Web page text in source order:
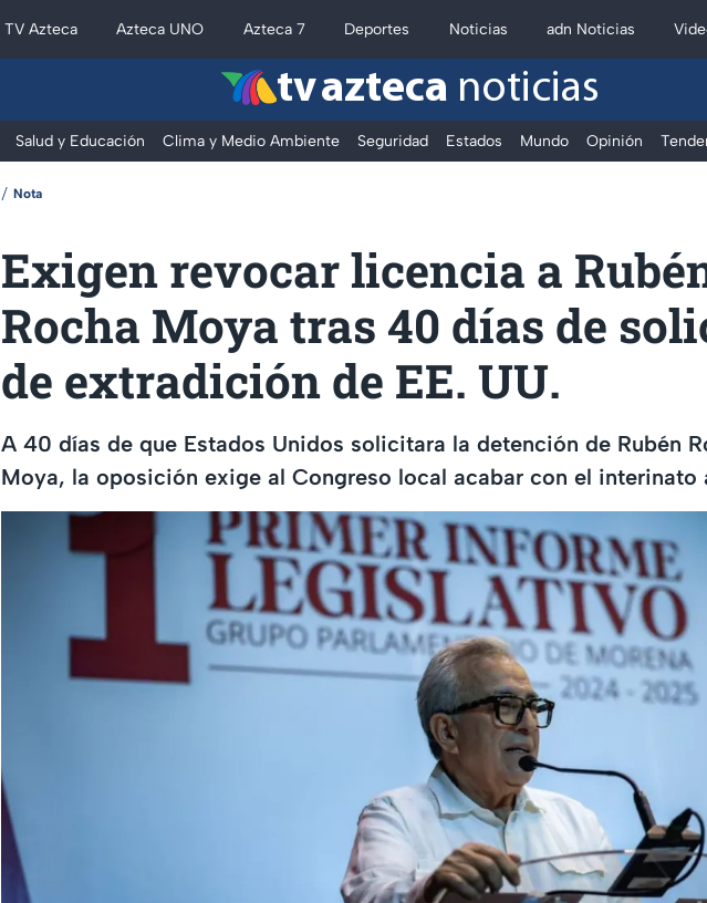
TV Azteca Azteca UNO Azteca 7 Deportes Noticias adn Noticias
tv azteca noticias
Salud y Educación Clima y Medio Ambiente Seguridad Estados Mundo Opinión
Nota
Exigen revocar licencia a
Rocha Moya tras 40 días de
de extradición de EE. UU.
A 40 días de que Estados Unidos solicitara la detención de Rubén
Moya, la oposición exige al Congreso local acabar con el interinato